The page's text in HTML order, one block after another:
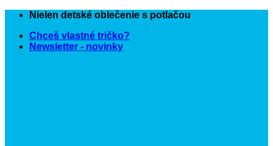
Skip
content
Nielen detské oblečenie s potlačou
Chceš vlastné tričko?
Newsletter - novinky